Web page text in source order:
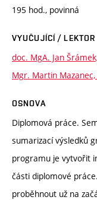
195 hod., povinná
VYUČUJÍCÍ / LEKTOR
doc. MgA. Jan
Mgr. Martin Mazanec,
OSNOVA
Diplomová práce.
sumarizací výsledků
programu je vytvořit
části diplomové
proběhnout už na